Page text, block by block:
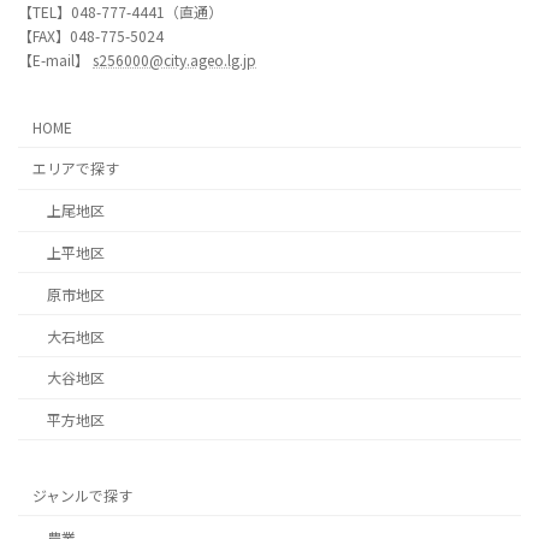
【TEL】048-777-4441（直通）
【FAX】048-775-5024
【E-mail】 s256000@city.ageo.lg.jp
HOME
エリアで探す
上尾地区
上平地区
原市地区
大石地区
大谷地区
平方地区
ジャンルで探す